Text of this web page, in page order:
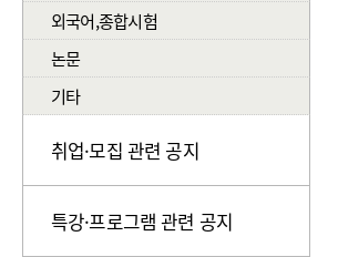
외국어,종합시험
논문
기타
취업·모집 관련 공지
특강·프로그램 관련 공지